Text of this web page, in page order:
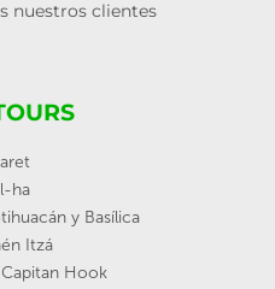
nuestros clientes
ha
y Basílica
Itzá
Hook